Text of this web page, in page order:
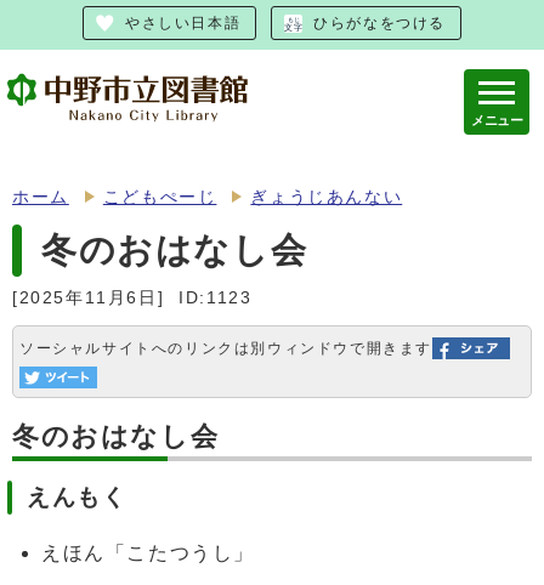
やさしい日本語 ひらがなをつける
メニュー
ホーム こどもぺーじ ぎょうじあんない
冬のおはなし会
[2025年11月6日] ID:1123
ソーシャルサイトへのリンクは別ウィンドウで開きます
冬のおはなし会
えんもく
えほん「こたつうし」